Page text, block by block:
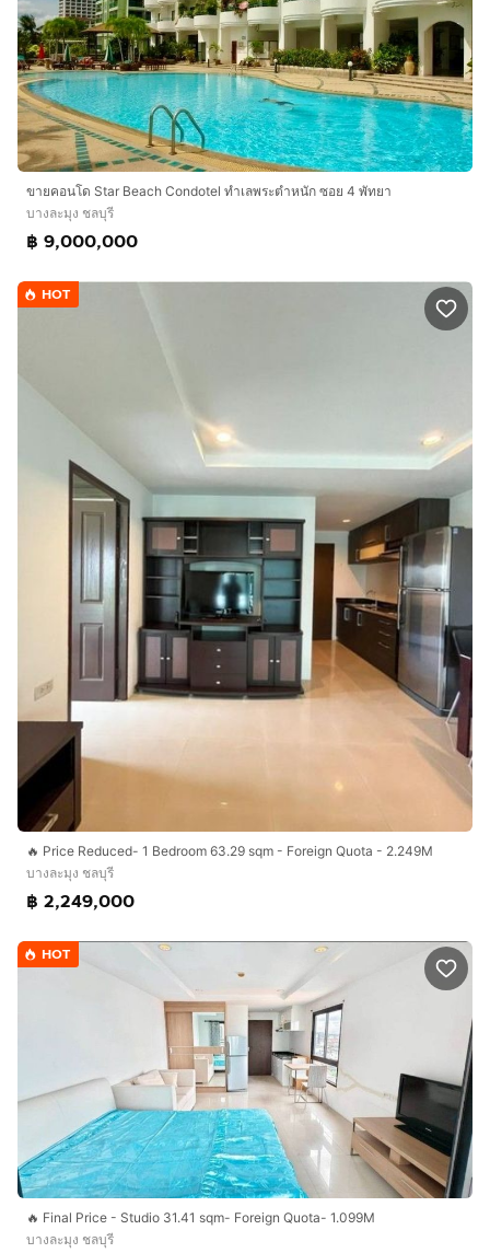
ขายคอนโด Star Beach Condotel ทำเลพระตำหนัก ซอย 4 พัทยา
บางละมุง ชลบุรี
฿ 9,000,000
HOT
🔥 Price Reduced- 1 Bedroom 63.29 sqm - Foreign Quota - 2.249M
บางละมุง ชลบุรี
฿ 2,249,000
HOT
🔥 Final Price - Studio 31.41 sqm- Foreign Quota- 1.099M
บางละมุง ชลบุรี